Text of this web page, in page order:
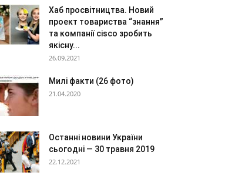
Хаб просвітництва. Новий
проект товариства “знання”
та компанії cisco зробить
якісну...
26.09.2021
Милі факти (26 фото)
21.04.2020
Останні новини України
сьогодні — 30 травня 2019
22.12.2021